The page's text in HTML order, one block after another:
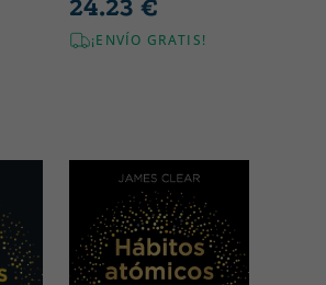
24.23 €
¡ENVÍO GRATIS!